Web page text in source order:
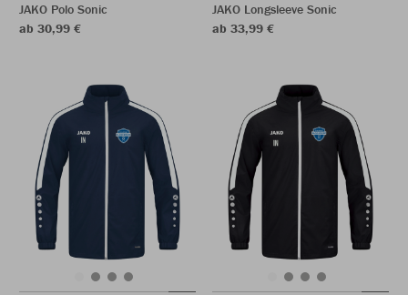
JAKO Polo Sonic
ab 30,99 €
JAKO Longsleeve Sonic
ab 33,99 €